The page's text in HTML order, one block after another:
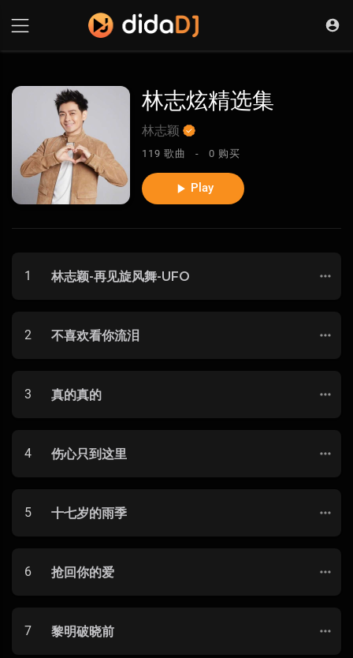
林志炫精选集
林志颖
119 歌曲 - 0 购买
Play
1 林志颖-再见旋风舞-UFO
2 不喜欢看你流泪
3 真的真的
4 伤心只到这里
5 十七岁的雨季
6 抢回你的爱
7 黎明破晓前